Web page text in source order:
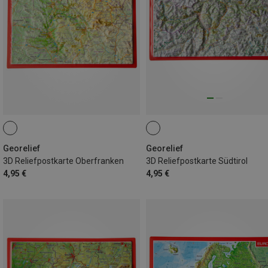
Georelief
3D Reliefpostkarte Oberfranken
4,95 €
Georelief
3D Reliefpostkarte Südtirol
4,95 €